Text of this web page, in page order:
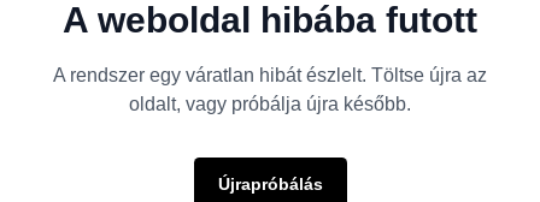
A weboldal hibába futott
A rendszer egy váratlan hibát észlelt. Töltse újra az
oldalt, vagy próbálja újra később.
Újrapróbálás